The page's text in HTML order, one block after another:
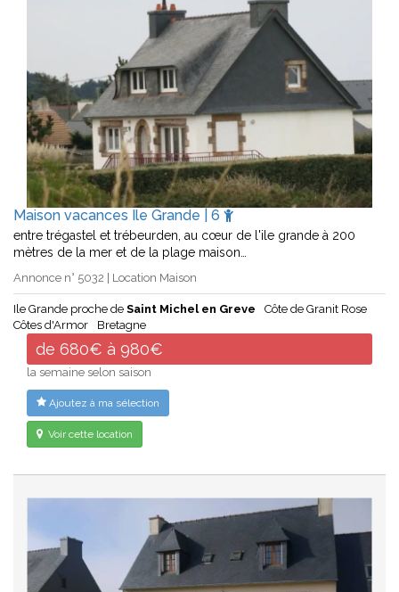
Maison vacances Ile Grande | 6
entre trégastel et trébeurden, au cœur de l'ile grande à 200
mètres de la mer et de la plage maison…
Annonce n° 5032 | Location Maison
Ile Grande proche de Saint Michel en Greve
Côte de Granit Rose
Côtes d'Armor
Bretagne
de 680€ à 980€
la semaine selon saison
Ajoutez à ma sélection
Voir cette location